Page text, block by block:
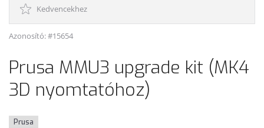
Kedvencekhez
Azonosító: #15654
Prusa MMU3 upgrade kit (MK4
3D nyomtatóhoz)
Prusa